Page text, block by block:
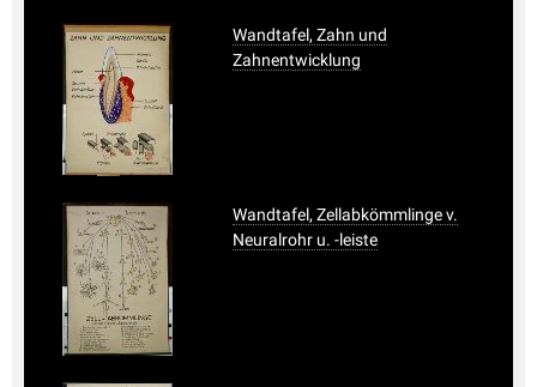
Wandtafel, Zahn und
Zahnentwicklung
Wandtafel, Zellabkömmlinge v.
Neuralrohr u. -leiste